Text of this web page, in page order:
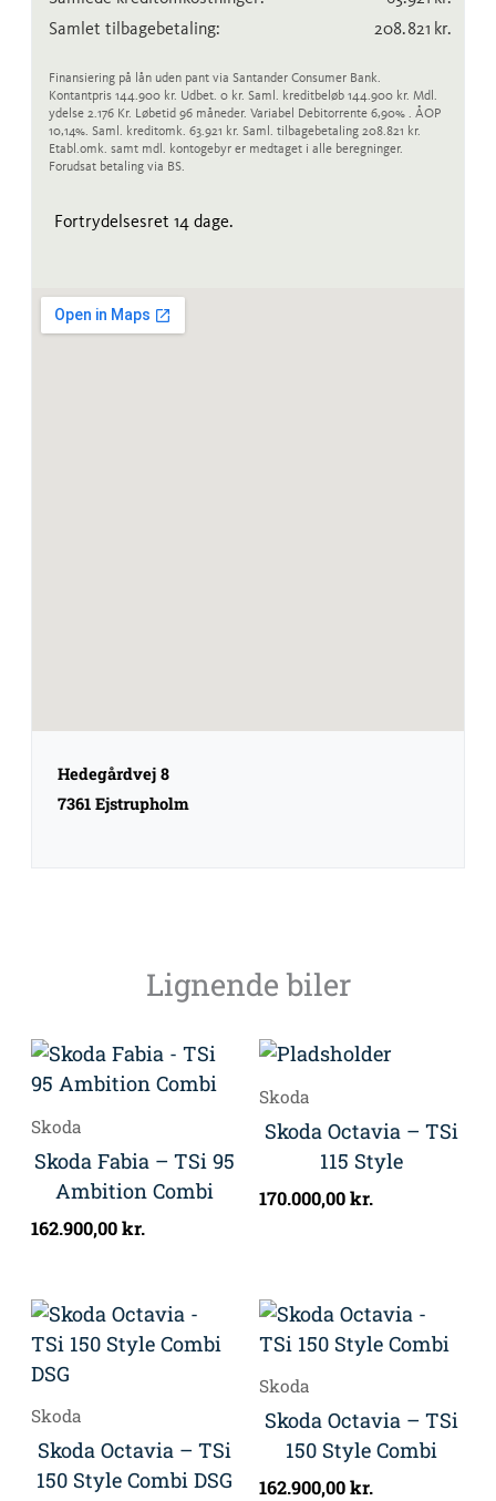
Samlet tilbagebetaling:
208.821 kr.
Finansiering på lån uden pant via Santander Consumer Bank.
Kontantpris 144.900 kr. Udbet. 0 kr. Saml. kreditbeløb 144.900 kr. Mdl.
ydelse 2.176 Kr. Løbetid 96 måneder. Variabel Debitorrente 6,90% . ÅOP
10,14%. Saml. kreditomk. 63.921 kr. Saml. tilbagebetaling 208.821 kr.
Etabl.omk. samt mdl. kontogebyr er medtaget i alle beregninger.
Forudsat betaling via BS.
Fortrydelsesret 14 dage.
Hedegårdvej 8
7361 Ejstrupholm
Lignende biler
Skoda
Skoda Fabia – TSi 95
Ambition Combi
162.900,00kr.
Skoda
Skoda Octavia – TSi
115 Style
170.000,00kr.
Skoda
Skoda Octavia – TSi
150 Style Combi DSG
Skoda
Skoda Octavia – TSi
150 Style Combi
162.900,00kr.